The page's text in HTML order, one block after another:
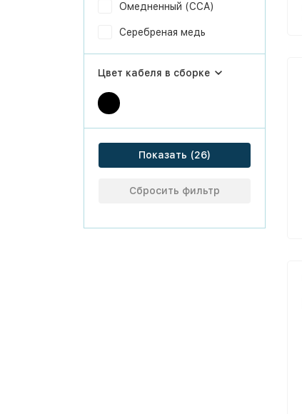
Омедненный (CCA)
Серебреная медь
Цвет кабеля в сборке
Показать
Сбросить фильтр